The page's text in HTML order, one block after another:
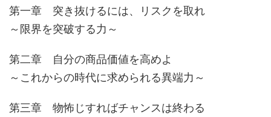
第一章 突き抜けるには、リスクを取れ
～限界を突破する力～
第二章 自分の商品価値を高めよ
～これからの時代に求められる異端力～
第三章 物怖じすればチャンスは終わる